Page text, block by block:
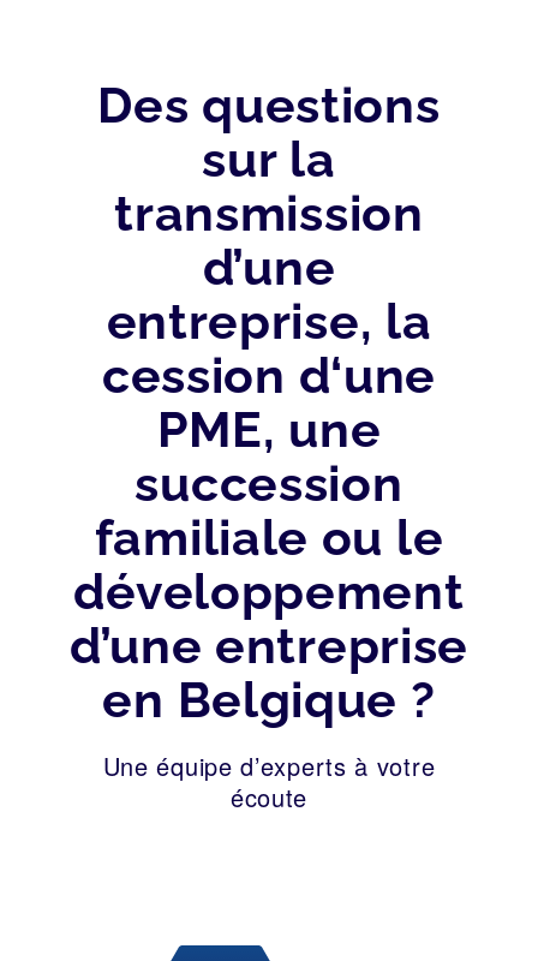
Des questions
sur la
transmission
d’une
entreprise, la
cession d‘une
PME, une
succession
familiale ou le
développement
d’une entreprise
en Belgique ?
Une équipe d’experts à votre
écoute